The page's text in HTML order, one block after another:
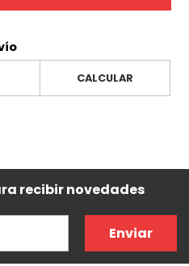
CALCULAR
recibir novedades
Enviar